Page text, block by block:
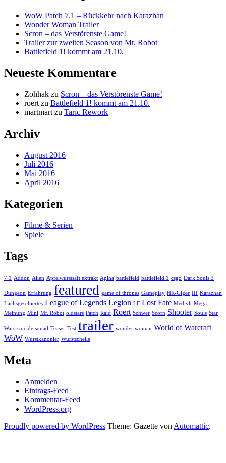
WoW Patch 7.1 – Rückkehr nach Karazhan
Wonder Woman Trailer
Scron – das Verstörenste Game!
Trailer zur zweiten Season von Mr. Robot
Battlefield 1! kommt am 21.10.
Neueste Kommentare
Zohhak zu Scron – das Verstörenste Game!
roert zu Battlefield 1! kommt am 21.10.
martmart zu Taric Rework
Archiv
August 2016
Juli 2016
Mai 2016
April 2016
Kategorien
Filme & Serien
Spiele
Tags
7.1 Addon Alien Apfelwurstsaft extrakt Aplha battlefield battlefield 1 csgo Dark Souls 3
Dungeon Erfahrung featured game of thrones Gameplay HR-Giger III Karazhan
Lachsgeschiertes League of Legends Legion LF Lost Fate Medivh Mega
Meinung Mini Mr. Robot oldstars Patch Raid Roert Schwer Scorn Shooter Souls Star
Wars suicide squad Teaser Test trailer wonder woman World of Warcraft
WoW Wurstkanonier Wurstschelle
Meta
Anmelden
Eintrags-Feed
Kommentar-Feed
WordPress.org
Proudly powered by WordPress Theme: Gazette von Automattic.